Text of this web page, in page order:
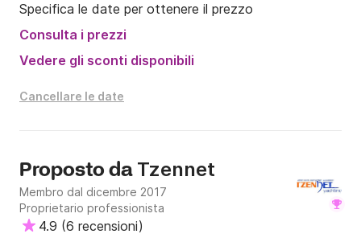
Specifica le date per ottenere il prezzo
Consulta i prezzi
Vedere gli sconti disponibili
Cancellare le date
Proposto da Tzennet
Membro dal dicembre 2017
Proprietario professionista
4.9 (6 recensioni)